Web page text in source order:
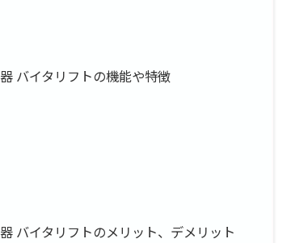
バイタリフトの機能や特徴
バイタリフトのメリット、デメリット